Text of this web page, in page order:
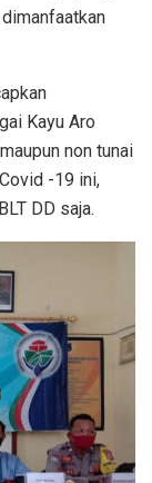
Kayu Aro
non tunai
-19 ini,
DD saja.